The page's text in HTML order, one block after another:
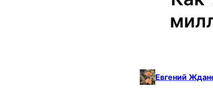
Евгений